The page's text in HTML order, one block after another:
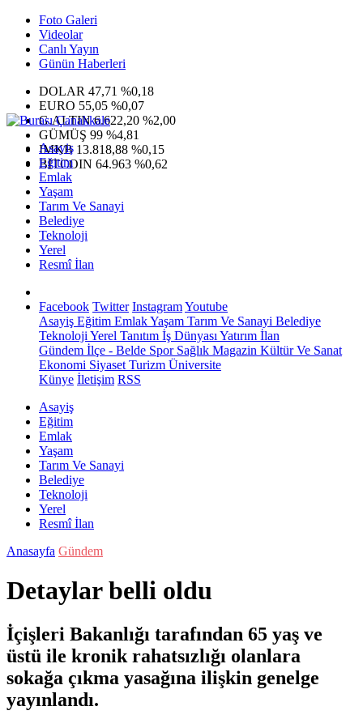
Foto Galeri
Videolar
Canlı Yayın
Günün Haberleri
DOLAR 47,71 %0,18
EURO 55,05 %0,07
G.ALTIN6.622,20 %2,00
GÜMÜŞ 99 %4,81
IMKB 13.818,88 %0,15
BITCOIN 64.963 %0,62
Asayiş
Eğitim
Emlak
Yaşam
Tarım Ve Sanayi
Belediye
Teknoloji
Yerel
Resmî İlan
Facebook Twitter InstagramYoutube
Asayiş Eğitim EmlakYaşam Tarım Ve Sanayi Belediye
Teknoloji Yerel Tanıtım İş Dünyası Yatırım İlan
Gündem İlçe - Belde SporSağlık Magazin Kültür Ve Sanat
Ekonomi Siyaset Turizm Üniversite
Künye İletişim RSS
Asayiş
Eğitim
Emlak
Yaşam
Tarım Ve Sanayi
Belediye
Teknoloji
Yerel
Resmî İlan
Anasayfa Gündem
Detaylar belli oldu
İçişleri Bakanlığı tarafından 65 yaş ve
üstü ile kronik rahatsızlığı olanlara
sokağa çıkma yasağına ilişkin genelge
yayınlandı.